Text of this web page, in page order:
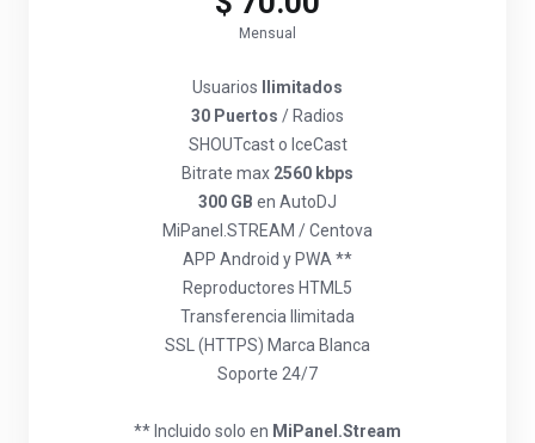
Mensual
Usuarios
Ilimitados
30 Puertos / Radios
SHOUTcast o IceCast
Bitrate max 2560 kbps
300 GB en AutoDJ
MiPanel.STREAM / Centova
APP Android y PWA **
Reproductores HTML5
Transferencia Ilimitada
SSL (HTTPS) Marca Blanca
Soporte 24/7
** Incluido solo en MiPanel.Stream